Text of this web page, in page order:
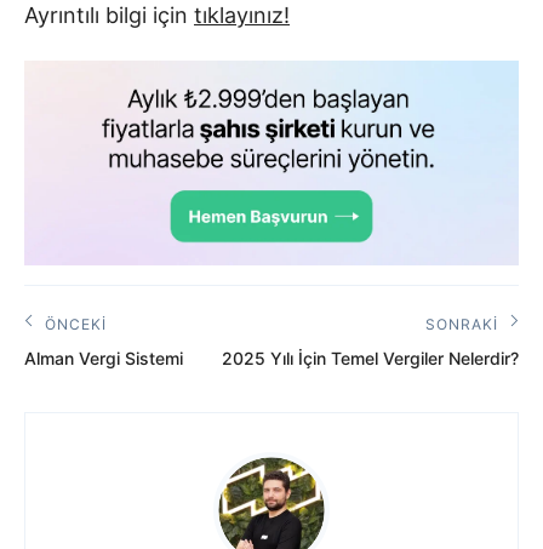
Ayrıntılı bilgi için tıklayınız!
Yazı
gezinmesi
ÖNCEKI
Önceki
Alman Vergi Sistemi
SONRAKI
Sonraki
2025 Yılı İçin Temel Vergiler Nelerdir?